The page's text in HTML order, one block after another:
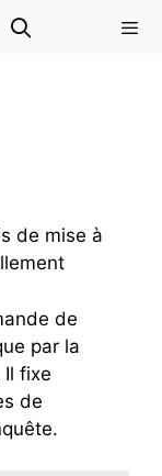
de mise à
de
par la
fixe
de